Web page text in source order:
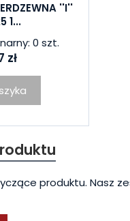
''I''
1...
0 szt.
zł
produktu. Nasz